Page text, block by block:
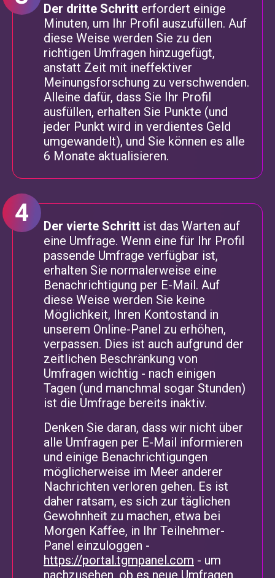
Der dritte Schritt erfordert einige
Minuten, um Ihr Profil auszufüllen. Auf
diese Weise werden Sie zu den
richtigen Umfragen hinzugefügt,
anstatt Zeit mit ineffektiver
Meinungsforschung zu verschwenden.
Alleine dafür, dass Sie Ihr Profil
ausfüllen, erhalten Sie Punkte (und
jeder Punkt wird in verdientes Geld
umgewandelt), und Sie können es alle
6 Monate aktualisieren.
Der vierte Schritt ist das Warten auf
eine Umfrage. Wenn eine für Ihr Profil
passende Umfrage verfügbar ist,
erhalten Sie normalerweise eine
Benachrichtigung per E-Mail. Auf
diese Weise werden Sie keine
Möglichkeit, Ihren Kontostand in
unserem Online-Panel zu erhöhen,
verpassen. Dies ist auch aufgrund der
zeitlichen Beschränkung von
Umfragen wichtig - nach einigen
Tagen (und manchmal sogar Stunden)
ist die Umfrage bereits inaktiv.
Denken Sie daran, dass wir nicht über
alle Umfragen per E-Mail informieren
und einige Benachrichtigungen
möglicherweise im Meer anderer
Nachrichten verloren gehen. Es ist
daher ratsam, es sich zur täglichen
Gewohnheit zu machen, etwa bei
Morgen Kaffee, in Ihr Teilnehmer-
Panel einzuloggen -
https://portal.tgmpanel.com - um
nachzusehen, ob es neue Umfragen